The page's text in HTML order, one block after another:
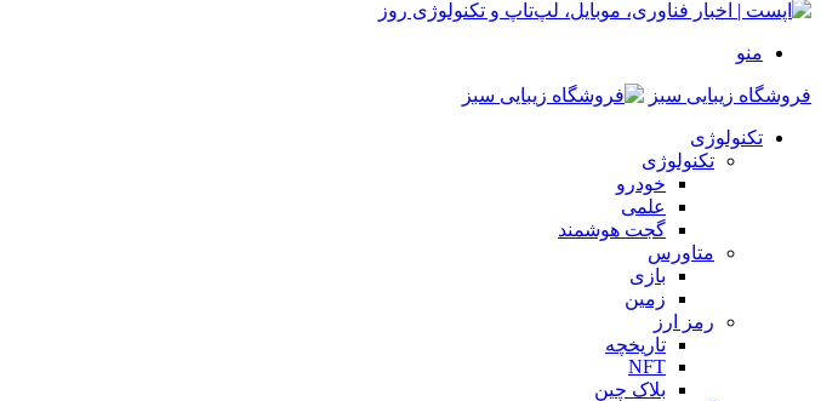
منو
فروشگاه زیبایی سبز
تکنولوژی
تکنولوژی
خودرو
علمی
گجت هوشمند
متاورس
بازی
زمین
رمز ارز
تاریخچه
NFT
بلاک چین